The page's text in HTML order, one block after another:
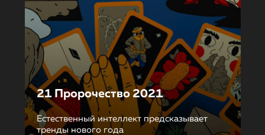
21 Пророчество 2021
Естественный интеллект предсказывает
тренды нового года